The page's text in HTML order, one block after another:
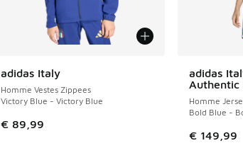
adidas Italy
Homme Vestes Zippees
Victory Blue - Victory Blue
€ 89,99
adidas
Authentic
Homme
Bold Blue -
€ 149,99